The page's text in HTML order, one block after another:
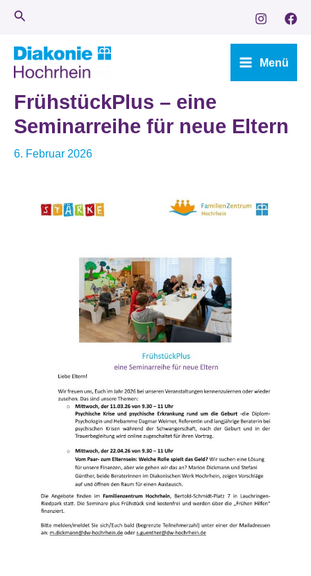
Zum
Inhalt
Suche
Main
Menü
FrühstückPlus – eine
Seminarreihe für neue Eltern
6. Februar 2026